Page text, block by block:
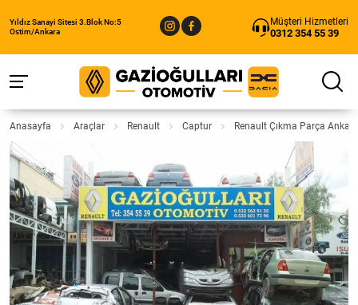
Yıldız Sanayi Sitesi 3.Blok No:5
Ostim/Ankara
Müşteri Hizmetleri
0312 354 55 39
Anasayfa Araçlar Renault Captur Renault Çıkma Parça Ankara